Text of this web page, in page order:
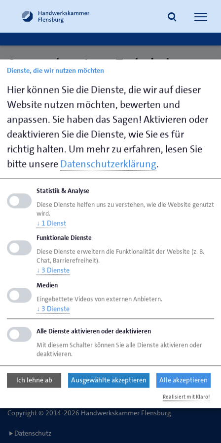
Suche
Ansprechpartner: Technische
Fragen
Jung,
Stephan
0461 866-
150
s.jung@hwk-
flensburg.de
Seite drucken
aktualisiert am 07. Aug. 2026
Handwerkskammer Flensburg
Ansprechpartner
Bereiche
Handwerkskammer Flensburg
Johanniskirchhof 1-7
Telefon: 0461 866-0
E-Mail:info@hwk-flensburg.de
Copyright © 2014-2026 Handwerkskammer Flensburg
Datenschutz
Dienste, die wir nutzen möchten
Hier können Sie die Dienste, die wir auf dieser
Website nutzen möchten, bewerten und
anpassen. Sie haben das Sagen! Aktivieren oder
deaktivieren Sie die Dienste, wie Sie es für
richtig halten. Um mehr zu erfahren, lesen Sie
bitte unsereDatenschutzerklärung.
Statistik & Analyse
Diese Dienste helfen uns zu verstehen, wie die Website genutzt
wird.
↓ 1 Dienst
Funktionale Dienste
Diese Dienste erweitern die Funktionalität der Website (z. B.
Chat, Barrierefreiheit).
↓ 3 Dienste
Medien
Eingebettete Videos von externen Anbietern.
↓ 3 Dienste
Alle Dienste aktivieren oder deaktivieren
Mit diesem Schalter können Sie alle Dienste aktivieren oder
deaktivieren.
Ich lehne ab Ausgewählte akzeptieren Alle akzeptieren
Realisiert mit Klaro!